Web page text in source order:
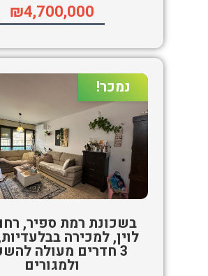
₪4,700,000
נמכר!
בשכונת רמת ספיר,
לוין, למכירה
3 חדרים מעולה
ולמגורים